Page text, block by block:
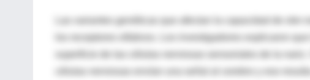
Las variantes genéticas que afectan la capacidad de oler
los receptores olfativos. Los investigadores explicaron
superficie de las células nerviosas sensoriales de la